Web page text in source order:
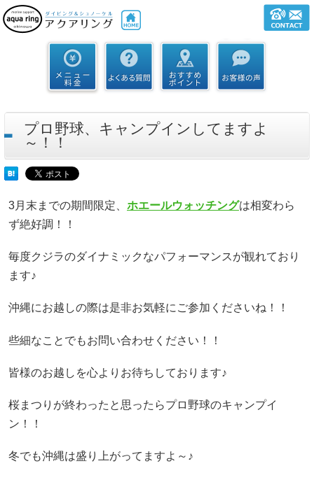
プロ野球、キャンプインしてますよ
～！！
3月末までの期間限定、 ホエールウォッチングは相変わら
ず絶好調！！
毎度クジラのダイナミックなパフォーマンスが観れており
ます♪
沖縄にお越しの際は是非お気軽にご参加くださいね！！
些細なことでもお問い合わせください！！
皆様のお越しを心よりお待ちしております♪
桜まつりが終わったと思ったらプロ野球のキャンプイ
ン！！
冬でも沖縄は盛り上がってますよ～♪